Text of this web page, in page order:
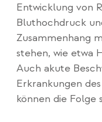
Entwicklung von
Bluthochdruck
Zusammenhang
stehen, wie etwa
Auch akute
Erkrankungen
können die Folge